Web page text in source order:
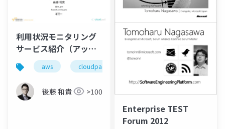
利用状況モニタリング
サービス紹介（アップ
デート版）
aws cloudpack cloudvertical
後藤 和貴 >100
Enterprise TEST
Forum 2012